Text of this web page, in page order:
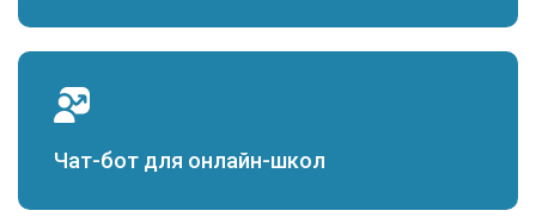
Чат-бот для онлайн-школ